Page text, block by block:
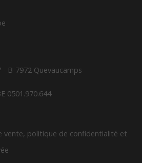
- B-7972 Quevaucamps
0501.970.644
vente, politique de confidentialité et